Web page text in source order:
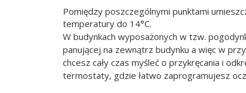
Pomiędzy poszczególnymi punktami
temperatury do 14°C.
W budynkach wyposażonych w tzw.
panującej na zewnątrz budynku a więc w
chcesz cały czas myśleć o przykręcania i
termostaty, gdzie łatwo zaprogramujesz